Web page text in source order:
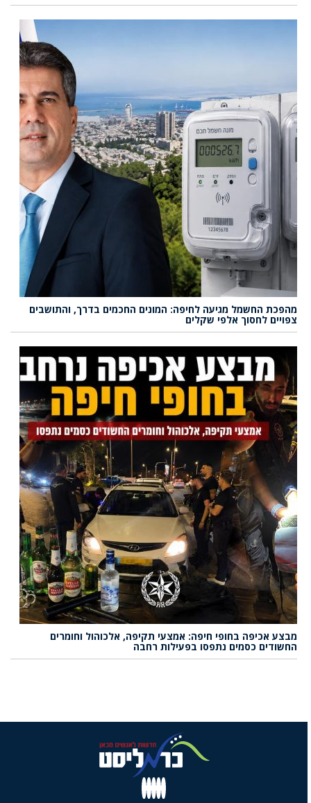
מהפכת החשמל מגיעה לחיפה: המונים החכמים בדרך, והתושבים
צפויים לחסוך אלפי שקלים
מבצע אכיפה בחופי חיפה: אמצעי תקיפה, אלכוהול וחומרים
החשודים כסמים נתפסו בפעילות רחבה